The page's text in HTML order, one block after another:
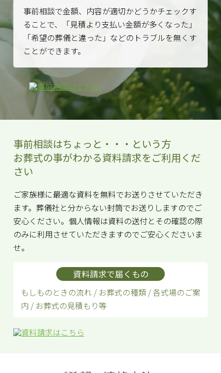
事前相談で金額、内容が適切かどうかチェックす
ることで、「見積より支払い金額が多くなった」
「希望の葬儀と違った」などのトラブルを無くす
ことができます。
事前相談はちょっと・・・という方
お葬式の事がわかる資料請求をご利用くだ
さい
ご家族様に最適な資料を無料でお送りさせていただき
ます。葬儀社と分からない封筒でお送りしますのでご
安心ください。個人情報は資料の送付とその確認の際
のみに利用させていただきますのでご安心くださいま
せ。
資料請求で届くもの
もしものときの流れ / お葬式の種類 / 各式場のご案
内 / お葬式の見積もり等